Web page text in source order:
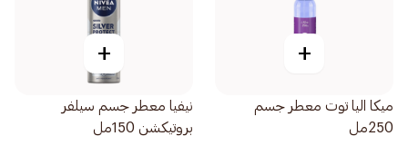
+
ميكا اليا توت معطر جسم
250مل
+
نيفيا معطر جسم سيلفر
بروتيكشن 150مل